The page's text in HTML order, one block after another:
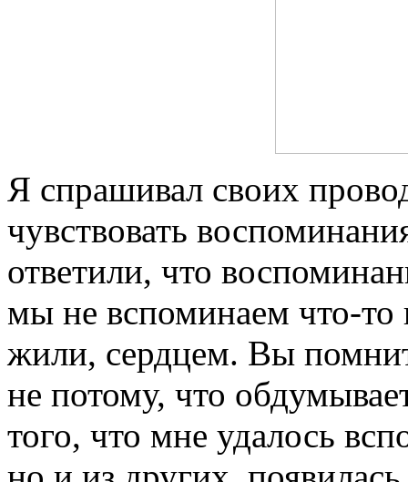
Я спрашивал своих
чувствовать
ответили, что
мы не вспоминаем что-
жили, сердцем. Вы
не потому, что
того, что мне удалось